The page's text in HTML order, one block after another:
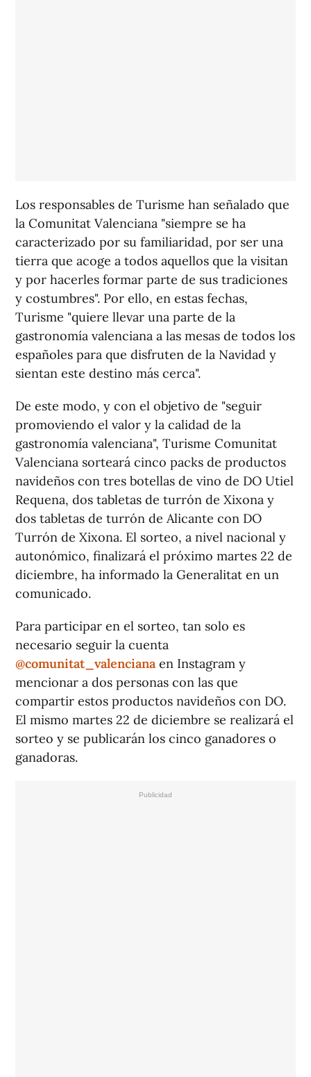
Los responsables de Turisme han señalado que
la Comunitat Valenciana "siempre se ha
caracterizado por su familiaridad, por ser una
tierra que acoge a todos aquellos que la visitan
y por hacerles formar parte de sus tradiciones
y costumbres". Por ello, en estas fechas,
Turisme "quiere llevar una parte de la
gastronomía valenciana a las mesas de todos los
españoles para que disfruten de la Navidad y
sientan este destino más cerca".
De este modo, y con el objetivo de "seguir
promoviendo el valor y la calidad de la
gastronomía valenciana", Turisme Comunitat
Valenciana sorteará cinco packs de productos
navideños con tres botellas de vino de DO Utiel
Requena, dos tabletas de turrón de Xixona y
dos tabletas de turrón de Alicante con DO
Turrón de Xixona. El sorteo, a nivel nacional y
autonómico, finalizará el próximo martes 22 de
diciembre, ha informado la Generalitat en un
comunicado.
Para participar en el sorteo, tan solo es
necesario seguir la cuenta
@comunitat_valenciana en Instagram y
mencionar a dos personas con las que
compartir estos productos navideños con DO.
El mismo martes 22 de diciembre se realizará el
sorteo y se publicarán los cinco ganadores o
ganadoras.